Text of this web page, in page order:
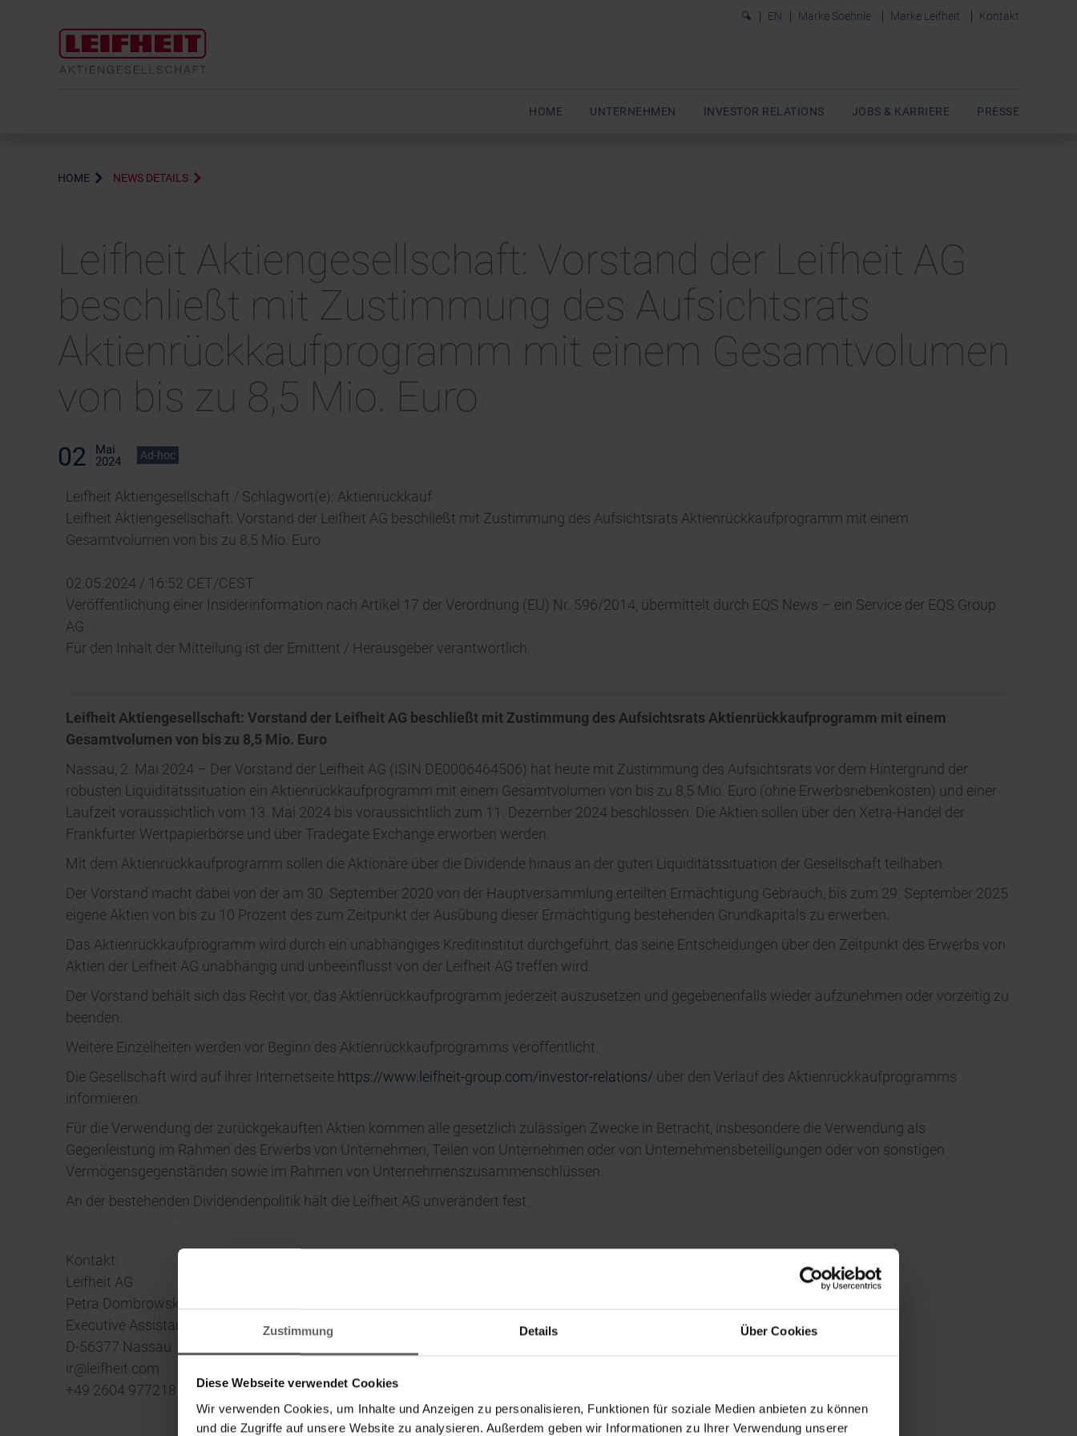
Zustimmung Details Über Cookies
Diese Webseite verwendet Cookies
Wir verwenden Cookies, um Inhalte und Anzeigen zu personalisieren, Funktionen für soziale Medien anbieten zu können
und die Zugriffe auf unsere Website zu analysieren. Außerdem geben wir Informationen zu Ihrer Verwendung unserer
0 EN Marke Soehnle Marke Leifheit Kontakt
HOME UNTERNEHMEN INVESTOR RELATIONS JOBS & KARRIERE PRESSE
HOME NEWS DETAILS
Leifheit Aktiengesellschaft: Vorstand der Leifheit AG
beschließt mit Zustimmung des Aufsichtsrats
Aktienrückkaufprogramm mit einem Gesamtvolumen
von bis zu 8,5 Mio. Euro
02
Mai
2024
Ad-hoc
Leifheit Aktiengesellschaft / Schlagwort(e): Aktienrückkauf
Leifheit Aktiengesellschaft: Vorstand der Leifheit AG beschließt mit Zustimmung des Aufsichtsrats Aktienrückkaufprogramm mit einem
Gesamtvolumen von bis zu 8,5 Mio. Euro
02.05.2024 / 16:52 CET/CEST
Veröffentlichung einer Insiderinformation nach Artikel 17 der Verordnung (EU) Nr. 596/2014, übermittelt durch EQS News – ein Service der EQS Group
AG.
Für den Inhalt der Mitteilung ist der Emittent / Herausgeber verantwortlich.
Leifheit Aktiengesellschaft: Vorstand der Leifheit AG beschließt mit Zustimmung des Aufsichtsrats Aktienrückkaufprogramm mit einem
Gesamtvolumen von bis zu 8,5 Mio. Euro
Nassau, 2. Mai 2024 – Der Vorstand der Leifheit AG (ISIN DE0006464506) hat heute mit Zustimmung des Aufsichtsrats vor dem Hintergrund der
robusten Liquiditätssituation ein Aktienrückkaufprogramm mit einem Gesamtvolumen von bis zu 8,5 Mio. Euro (ohne Erwerbsnebenkosten) und einer
Laufzeit voraussichtlich vom 13. Mai 2024 bis voraussichtlich zum 11. Dezember 2024 beschlossen. Die Aktien sollen über den Xetra-Handel der
Frankfurter Wertpapierbörse und über Tradegate Exchange erworben werden.
Mit dem Aktienrückkaufprogramm sollen die Aktionäre über die Dividende hinaus an der guten Liquiditätssituation der Gesellschaft teilhaben.
Der Vorstand macht dabei von der am 30. September 2020 von der Hauptversammlung erteilten Ermächtigung Gebrauch, bis zum 29. September 2025
eigene Aktien von bis zu 10 Prozent des zum Zeitpunkt der Ausübung dieser Ermächtigung bestehenden Grundkapitals zu erwerben.
Das Aktienrückkaufprogramm wird durch ein unabhängiges Kreditinstitut durchgeführt, das seine Entscheidungen über den Zeitpunkt des Erwerbs von
Aktien der Leifheit AG unabhängig und unbeeinflusst von der Leifheit AG treffen wird.
Der Vorstand behält sich das Recht vor, das Aktienrückkaufprogramm jederzeit auszusetzen und gegebenenfalls wieder aufzunehmen oder vorzeitig zu
beenden.
Weitere Einzelheiten werden vor Beginn des Aktienrückkaufprogramms veröffentlicht.
Die Gesellschaft wird auf ihrer Internetseite https://www.leifheit-group.com/investor-relations/ über den Verlauf des Aktienrückkaufprogramms
informieren.
Für die Verwendung der zurückgekauften Aktien kommen alle gesetzlich zulässigen Zwecke in Betracht, insbesondere die Verwendung als
Gegenleistung im Rahmen des Erwerbs von Unternehmen, Teilen von Unternehmen oder von Unternehmensbeteiligungen oder von sonstigen
Vermögensgegenständen sowie im Rahmen von Unternehmenszusammenschlüssen.
An der bestehenden Dividendenpolitik hält die Leifheit AG unverändert fest.
Kontakt:
Leifheit AG
Petra Dombrowsky
Executive Assistant/CIRO
D-56377 Nassau
ir@leifheit.com
+49 2604 977218